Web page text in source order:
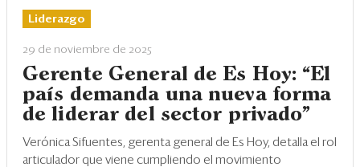
Liderazgo
29 de noviembre de 2025
Gerente General de Es Hoy: “El
país demanda una nueva forma
de liderar del sector privado”
Verónica Sifuentes, gerenta general de Es Hoy, detalla el rol
articulador que viene cumpliendo el movimiento